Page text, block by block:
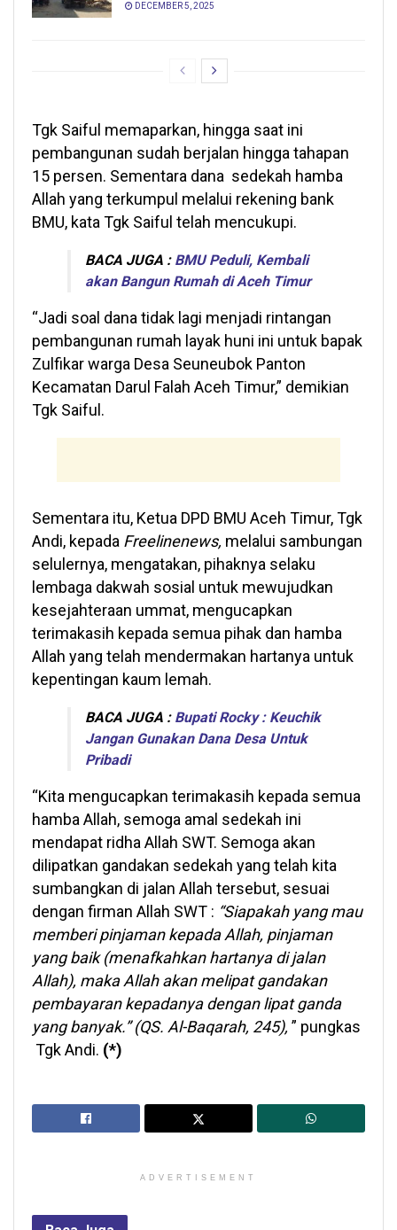
DECEMBER 5, 2025
Tgk Saiful memaparkan, hingga saat ini
pembangunan sudah berjalan hingga tahapan
15 persen. Sementara dana sedekah hamba
Allah yang terkumpul melalui rekening bank
BMU, kata Tgk Saiful telah mencukupi.
BACA JUGA : BMU Peduli, Kembali
akan Bangun Rumah di Aceh Timur
“Jadi soal dana tidak lagi menjadi rintangan
pembangunan rumah layak huni ini untuk bapak
Zulfikar warga Desa Seuneubok Panton
Kecamatan Darul Falah Aceh Timur,” demikian
Tgk Saiful.
Sementara itu, Ketua DPD BMU Aceh Timur, Tgk
Andi, kepada Freelinenews, melalui sambungan
selulernya, mengatakan, pihaknya selaku
lembaga dakwah sosial untuk mewujudkan
kesejahteraan ummat, mengucapkan
terimakasih kepada semua pihak dan hamba
Allah yang telah mendermakan hartanya untuk
kepentingan kaum lemah.
BACA JUGA : Bupati Rocky : Keuchik
Jangan Gunakan Dana Desa Untuk
Pribadi
“Kita mengucapkan terimakasih kepada semua
hamba Allah, semoga amal sedekah ini
mendapat ridha Allah SWT. Semoga akan
dilipatkan gandakan sedekah yang telah kita
sumbangkan di jalan Allah tersebut, sesuai
dengan firman Allah SWT : “Siapakah yang mau
memberi pinjaman kepada Allah, pinjaman
yang baik (menafkahkan hartanya di jalan
Allah), maka Allah akan melipat gandakan
pembayaran kepadanya dengan lipat ganda
yang banyak.” (QS. Al-Baqarah, 245), ” pungkas
Tgk Andi. (*)
ADVERTISEMENT